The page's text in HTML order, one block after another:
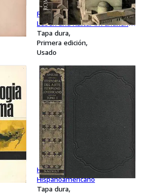
Rom und Seine Grosse Zeit
Leben und Kultur im antiken
Rom
Tapa dura
Primera edición
Usado
Historia del Arte
Hispanoamericano
Tapa dura